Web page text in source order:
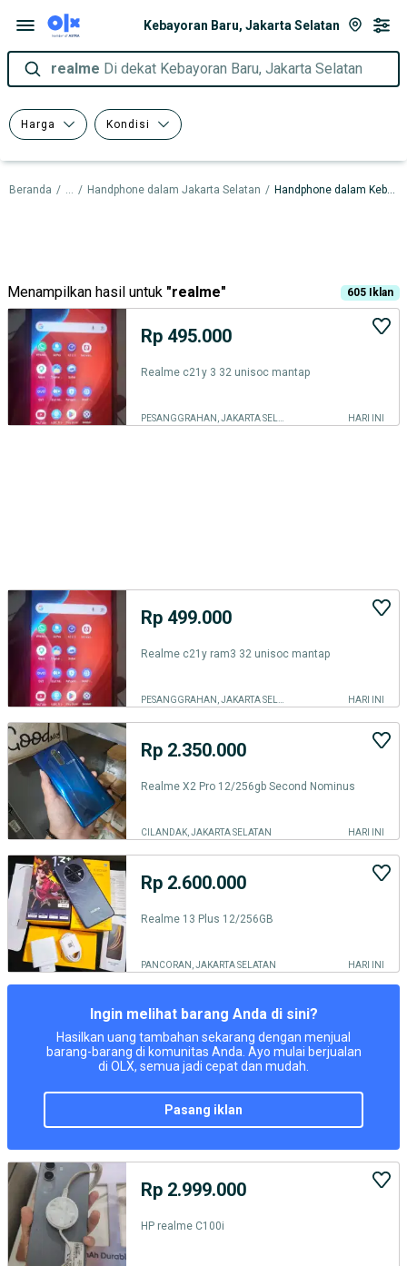
Kebayoran Baru, Jakarta Selatan
realme Di dekat Kebayoran Baru, Jakarta Selatan
Harga Kondisi
Beranda / ... / Handphone dalam Jakarta Selatan / Handphone dalam Kebayoran Baru
Menampilkan hasil untuk "realme" 605 Iklan
Rp 495.000
Realme c21y 3 32 unisoc mantap
HARI INI
Rp 499.000
Realme c21y ram3 32 unisoc mantap
HARI INI
Rp 2.350.000
Realme X2 Pro 12/256gb Second Nominus
CILANDAK, JAKARTA SELATAN HARI INI
Rp 2.600.000
Realme 13 Plus 12/256GB
PANCORAN, JAKARTA SELATAN HARI INI
Ingin melihat barang Anda di sini?
Hasilkan uang tambahan sekarang dengan menjual
barang-barang di komunitas Anda. Ayo mulai berjualan
di OLX, semua jadi cepat dan mudah.
pasang iklan
Rp 2.999.000
HP realme C100i